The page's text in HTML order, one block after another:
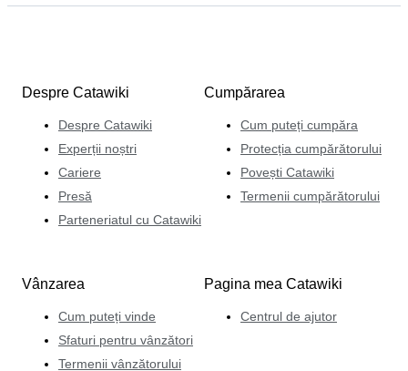
Despre Catawiki
Despre Catawiki
Experții noștri
Cariere
Presă
Parteneriatul cu Catawiki
Cumpărarea
Cum puteți cumpăra
Protecția cumpărătorului
Povești Catawiki
Termenii cumpărătorului
Vânzarea
Cum puteți vinde
Sfaturi pentru vânzători
Termenii vânzătorului
Pagina mea Catawiki
Centrul de ajutor